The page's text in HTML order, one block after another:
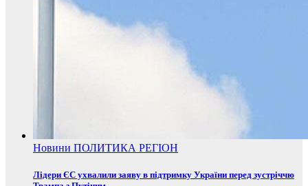
Новини ПОЛИТИКА РЕГІОН
Лідери ЄС ухвалили заяву в підтримку України перед зустріччю